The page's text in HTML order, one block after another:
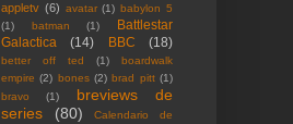
appletv (6) avatar (1) babylon 5
(1)
batman (1)
Battlestar
Galactica
(14) BBC (18)
better off ted (1)
boardwalk
empire (2) bones (2) brad pitt (1)
bravo
(1)
breviews de
series
(80)
Calendario de